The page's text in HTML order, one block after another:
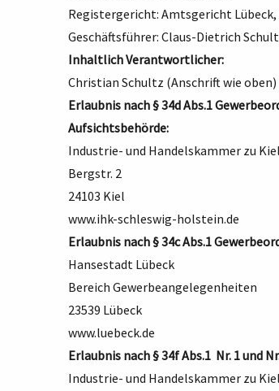
Registergericht: Amtsgericht Lübeck,
Geschäftsführer: Claus-Dietrich
Inhaltlich Verantwortlicher:
Christian Schultz (Anschrift wie oben)
Erlaubnis nach § 34d Abs.1
Aufsichtsbehörde:
Industrie- und Handelskammer zu Kiel
Bergstr. 2
24103 Kiel
www.ihk-schleswig-holstein.de
Erlaubnis nach § 34c Abs.1
Hansestadt Lübeck
Bereich Gewerbeangelegenheiten
23539 Lübeck
www.luebeck.de
Erlaubnis nach § 34f Abs.1 Nr. 1 und
Industrie- und Handelskammer zu Kiel